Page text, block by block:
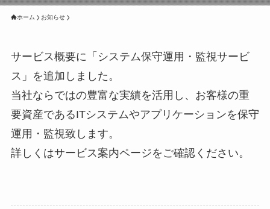
ホーム お知らせ
サービス概要に「システム保守運用・監視サービ
ス」を追加しました。
当社ならではの豊富な実績を活用し、お客様の重
要資産であるITシステムやアプリケーションを保守
運用・監視致します。
詳しくはサービス案内ページをご確認ください。